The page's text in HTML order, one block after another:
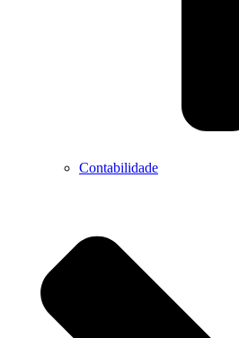
Contabilidade